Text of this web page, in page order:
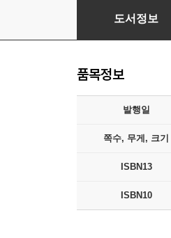
스펄전의 전도
도서정보
품목정보
발행일
쪽수, 무게, 크기
ISBN13
ISBN10